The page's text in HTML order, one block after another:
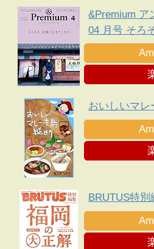
&Premium ア
04 月号 そろ
る。
おいしいマレ
BRUTUS特